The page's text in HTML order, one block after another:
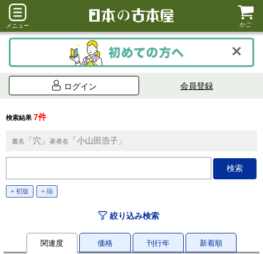
メニュー かご
ログイン 会員登録
検索結果 7件
書名 「穴」 著者名 「小山田浩子」
+ 初版 + 揃
絞り込み検索
関連度 価格 刊行年 新着順